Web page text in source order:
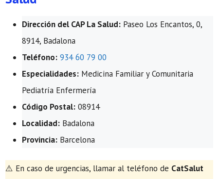
Dirección del CAP La Salud: Paseo Los Encantos, 0,
8914, Badalona
Teléfono: 934 60 79 00
Especialidades: Medicina Familiar y Comunitaria
Pediatría Enfermería
Código Postal: 08914
Localidad: Badalona
Provincia: Barcelona
​⚠️ En caso de urgencias, llamar al teléfono de CatSalut